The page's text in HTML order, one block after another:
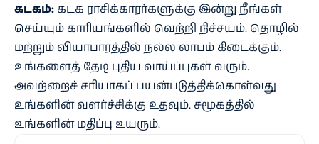
கடகம்: கடக ராசிக்காரர்களுக்கு இன்று நீங்கள்
செய்யும் காரியங்களில் வெற்றி நிச்சயம். தொழில்
மற்றும் வியாபாரத்தில் நல்ல லாபம் கிடைக்கும்.
உங்களைத் தேடி புதிய வாய்ப்புகள் வரும்.
அவற்றைச் சரியாகப் பயன்படுத்திக்கொள்வது
உங்களின் வளர்ச்சிக்கு உதவும். சமூகத்தில்
உங்களின் மதிப்பு உயரும்.